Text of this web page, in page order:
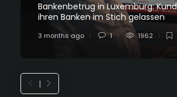
Bankenbetrug in Luxemburg:
ihren Banken im Stich gelassen
3 months ago 1 1962